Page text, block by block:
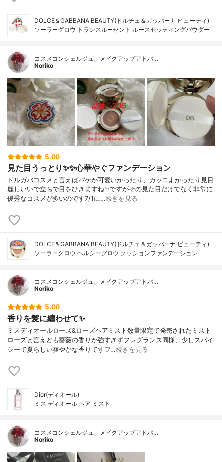
DOLCE＆GABBANA BEAUTY(ドルチェ＆ガッバーナ ビューティ)
ソーラーグロウ トランスルーセント ルースセッティングパウダー
コスメコンシェルジュ、メイクアップアドバ…
Noriko
5.00
見た目うっとり✨✨心華やぐファンデーション
ドルガバコスメと言えばパケが可愛いかったり、カッコよかったり見目
麗しいいで立ちで目をひきますね✨ですがその見た目だけでなく非常に
優秀なコスメが多いのです7/1に…続きを見る
DOLCE＆GABBANA BEAUTY(ドルチェ＆ガッバーナ ビューティ)
ソーラーグロウ ヘルシーグロウ クッションファンデーション
コスメコンシェルジュ、メイクアップアドバ…
Noriko
5.00
香りを髪に纏わせて✨
ミスディオールローズ&ローズヘアミスト数量限定で発売されたミスト
ローズと言えども薔薇の香りが強すぎずフレグランス同様、少しスパイ
シーで夏らしい爽やかな香りですフ…続きを見る
Dior(ディオール)
ミス ディオール ヘア ミスト
コスメコンシェルジュ、メイクアップアドバ…
Noriko